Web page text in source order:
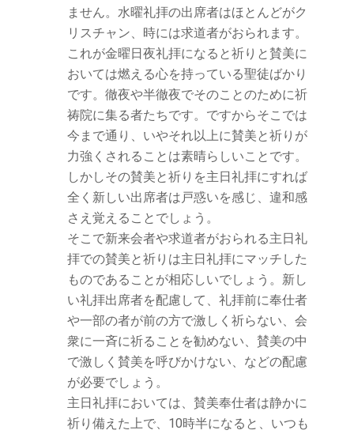
ません。水曜礼拝の出席者はほとんどがク
リスチャン、時には求道者がおられます。
これが金曜日夜礼拝になると祈りと賛美に
おいては燃える心を持っている聖徒ばかり
です。徹夜や半徹夜でそのことのために祈
祷院に集る者たちです。ですからそこでは
今まで通り、いやそれ以上に賛美と祈りが
力強くされることは素晴らしいことです。
しかしその賛美と祈りを主日礼拝にすれば
全く新しい出席者は戸惑いを感じ、違和感
さえ覚えることでしょう。
そこで新来会者や求道者がおられる主日礼
拝での賛美と祈りは主日礼拝にマッチした
ものであることが相応しいでしょう。新し
い礼拝出席者を配慮して、礼拝前に奉仕者
や一部の者が前の方で激しく祈らない、会
衆に一斉に祈ることを勧めない、賛美の中
で激しく賛美を呼びかけない、などの配慮
が必要でしょう。
主日礼拝においては、賛美奉仕者は静かに
祈り備えた上で、10時半になると、いつも